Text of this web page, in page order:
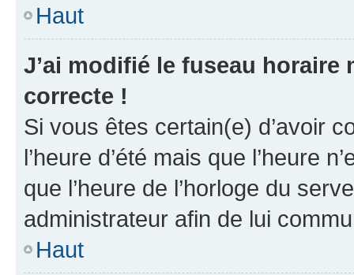
Haut
J’ai modifié le fuseau horaire
correcte !
Si vous êtes certain(e) d’avoir
l’heure d’été mais que l’heure
que l’heure de l’horloge du
administrateur afin de lui
Haut